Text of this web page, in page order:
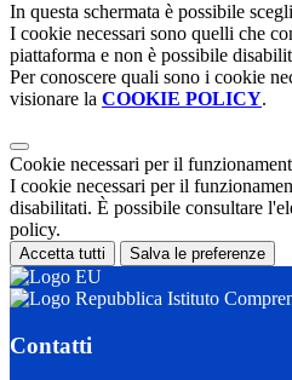
In questa schermata è possibile
I cookie necessari sono quelli che
piattaforma e non è possibile
Per conoscere quali sono i cookie
visionare la COOKIE POLICY.
Cookie necessari per il
I cookie necessari per il
disabilitati. È possibile consultare
policy.
Accetta tutti Salva le preferenze
Istituto
Contatti